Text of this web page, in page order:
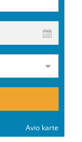
Avio karte